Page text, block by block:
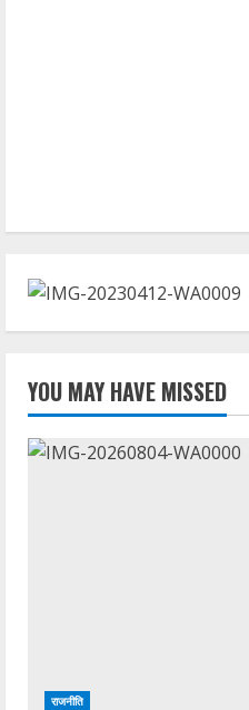
YOU MAY HAVE MISSED
राजनीति